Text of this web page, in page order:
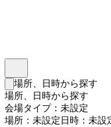
検索フォームを閉じる
場所、日時から探す
場所、日時から探す
会場タイプ：未設定
場所：未設定日時：未設